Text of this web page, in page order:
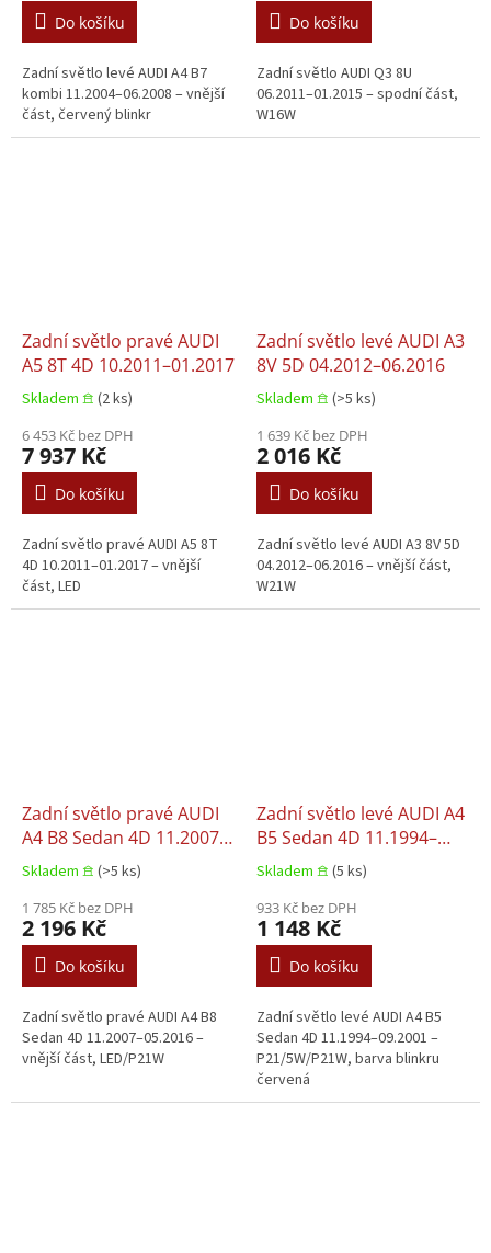
Do košíku
Zadní světlo levé AUDI A4 B7
kombi 11.2004–06.2008 – vnější
část, červený blinkr
Do košíku
Zadní světlo AUDI Q3 8U
06.2011–01.2015 – spodní část,
W16W
Zadní světlo pravé AUDI
A5 8T 4D 10.2011–01.2017
Skladem 𖠿 (2 ks)
6 453 Kč bez DPH
7 937 Kč
Do košíku
Zadní světlo pravé AUDI A5 8T
4D 10.2011–01.2017 – vnější
část, LED
Zadní světlo levé AUDI A3
8V 5D 04.2012–06.2016
Skladem 𖠿 (>5 ks)
1 639 Kč bez DPH
2 016 Kč
Do košíku
Zadní světlo levé AUDI A3 8V 5D
04.2012–06.2016 – vnější část,
W21W
Zadní světlo pravé AUDI
A4 B8 Sedan 4D 11.2007–
05.2016
Skladem 𖠿 (>5 ks)
1 785 Kč bez DPH
2 196 Kč
Do košíku
Zadní světlo pravé AUDI A4 B8
Sedan 4D 11.2007–05.2016 –
vnější část, LED/P21W
Zadní světlo levé AUDI A4
B5 Sedan 4D 11.1994–
09.2001
Skladem 𖠿 (5 ks)
933 Kč bez DPH
1 148 Kč
Do košíku
Zadní světlo levé AUDI A4 B5
Sedan 4D 11.1994–09.2001 –
P21/5W/P21W, barva blinkru
červená